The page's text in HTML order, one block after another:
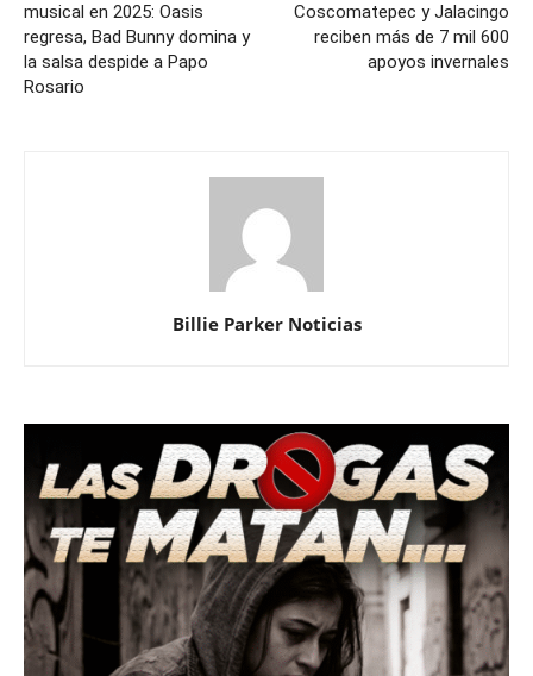
musical en 2025: Oasis
regresa, Bad Bunny domina y
la salsa despide a Papo
Rosario
Coscomatepec y Jalacingo
reciben más de 7 mil 600
apoyos invernales
Billie Parker Noticias